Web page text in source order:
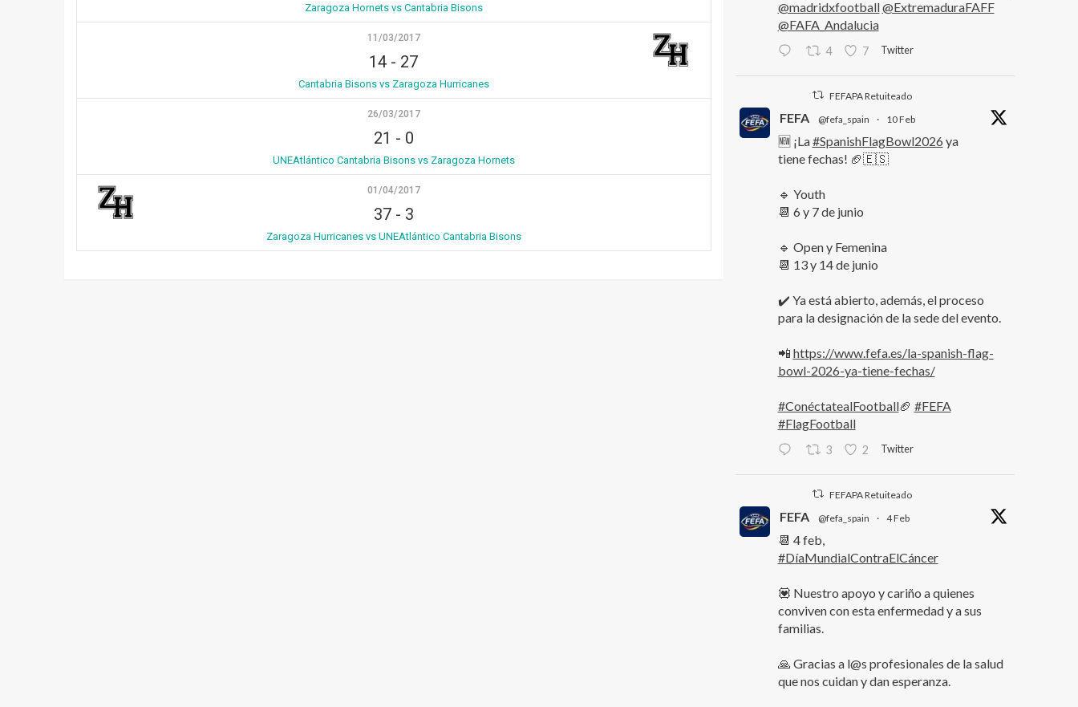
Zaragoza Hornets vs Cantabria Bisons
11/03/2017
14 - 27
Cantabria Bisons vs Zaragoza Hurricanes
26/03/2017
21 - 0
UNEAtlántico Cantabria Bisons vs Zaragoza Hornets
01/04/2017
37- 3
Zaragoza Hurricanes vs UNEAtlántico Cantabria Bisons
@madridxfootball@ExtremaduraFAFF
@FAFA_Andalucia
4 7 Twitter
FEFAPA Retuiteado
FEFA @fefa_spain · 10 Feb
🆕 ¡La#SpanishFlagBowl2026 ya
tiene fechas! 🏈🇪🇸
🔹 Youth
📆 6 y 7 de junio
🔹 Open y Femenina
📆 13 y 14 de junio
✔️ Ya está abierto, además, el proceso
para la designación de la sede del evento.
📲 https://www.fefa.es/la-spanish-flag-
bowl-2026-ya-tiene-fechas/
#ConéctatealFootball🏈 #FEFA
#FlagFootball
3 2 Twitter
FEFAPA Retuiteado
FEFA @fefa_spain · 4 Feb
📆 4 feb,
#DíaMundialContraElCáncer
💟 Nuestro apoyo y cariño a quienes
conviven con esta enfermedad y a sus
familias.
🙏 Gracias a l@s profesionales de la salud
que nos cuidan y dan esperanza.